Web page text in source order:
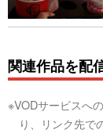
関連作品を配
※VODサービスへ
り、リンク先で